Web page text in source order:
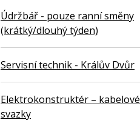
Údržbář - pouze ranní směny
(krátký/dlouhý týden)
Servisní technik - Králův Dvůr
Elektrokonstruktér – kabelové
svazky